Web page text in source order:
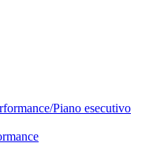
Piano esecutivo